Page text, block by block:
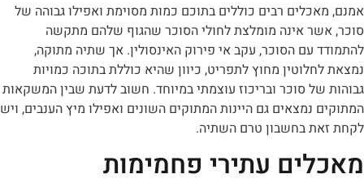
רבים כוללים בתוכם כמות מסוימת ואפילו גבוהה של
אינה מומלצת לחולי הסוכר שהגוף שלהם מתקשה
עם הסוכר, עקב אי פירוק האינסולין. אך שתיה מתוקה,
מחוץ לתפריט, כיוון שהיא כוללת בתוכה כמויות
סוכר ובריכוז עוצמתי במיוחד. חשוב לדעת שבין המשקאות
נמצאים גם היינות המתוקים השונים ואפילו מיץ הענבים, ויש
בחשבון טרם השתיה.
עתירי פחמימות